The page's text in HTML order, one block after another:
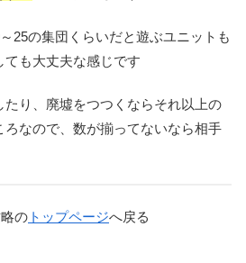
25の集団くらいだと遊ぶユニットも
も大丈夫な感じです
たり、廃墟をつつくならそれ以上の
ろなので、数が揃ってないなら相手
の トップページへ戻る